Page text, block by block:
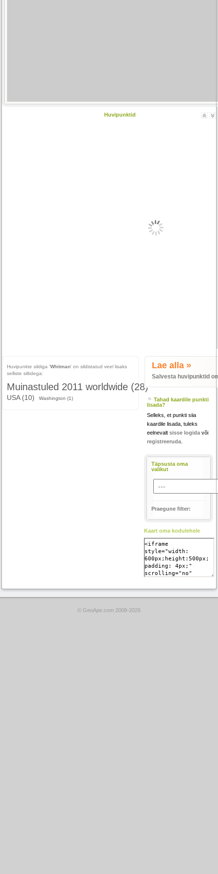
Huvipunktid
Huvipunkte sildiga 'Whitman' on sildistatud veel lisaks
selliste siltidega:
Muinastuled 2011 worldwide (28)
USA (10) Washington (1)
Lae alla »
Salvesta huvipunktid
Tahad kaardile punkti
lisada?
Selleks, et punkti siia
kaardile lisada, tuleks
eelnevalt sisse logidavõi
registreeruda.
Täpsusta oma
valikut
Praegune filter:
Kaart oma kodulehele
© GeoApe.com 2008-2026